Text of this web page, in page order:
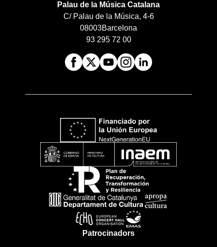
Palau de la Música Catalana
C/ Palau de la Música, 4-6
08003Barcelona
93 295 72 00
Patrocinadors